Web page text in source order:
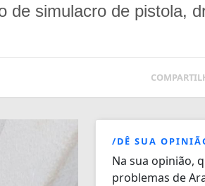
de simulacro de pistola,
/DÊ SUA
Na sua opinião,
problemas de